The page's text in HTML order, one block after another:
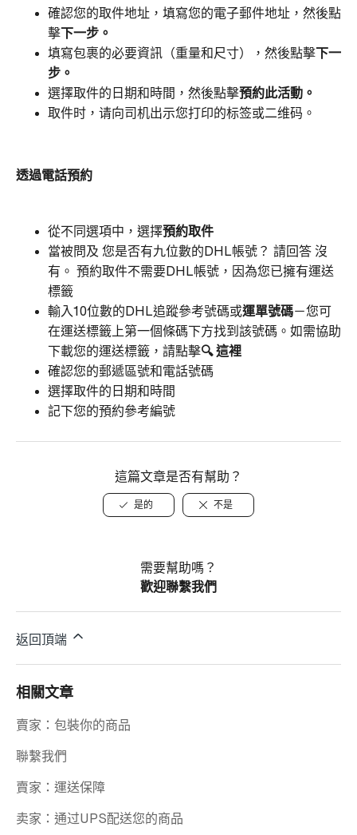
確認您的取件地址，填寫您的電子郵件地址，然後點
擊下一步。
填寫包裹的必要資訊（重量和尺寸），然後點擊下一
步。
選擇取件的日期和時間，然後點擊預約此活動。
取件时，请向司机出示您打印的标签或二维码。
透過電話預約
從不同選項中，選擇預約取件
當被問及 您是否有九位數的DHL帳號？ 請回答 沒
有。 預約取件不需要DHL帳號，因為您已擁有運送
標籤
輸入10位數的DHL追蹤參考號碼或運單號碼－您可
在運送標籤上第一個條碼下方找到該號碼。如需協助
下載您的運送標籤，請點擊🔍 這裡
確認您的郵遞區號和電話號碼
選擇取件的日期和時間
記下您的預約參考編號
這篇文章是否有幫助？
是的 不是
需要幫助嗎？
歡迎聯繫我們
返回頂端
相關文章
賣家：包裝你的商品
聯繫我們
賣家：運送保障
卖家：通过UPS配送您的商品